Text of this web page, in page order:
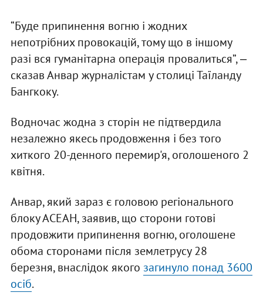
“Буде припинення вогню і жодних
непотрібних провокацій, тому що в іншому
разі вся гуманітарна операція провалиться”, ‒
сказав Анвар журналістам у столиці Таїланду
Бангкоку.
Водночас жодна з сторін не підтвердила
незалежно якесь продовження і без того
хиткого 20-денного перемир'я, оголошеного 2
квітня.
Анвар, який зараз є головою регіонального
блоку АСЕАН, заявив, що сторони готові
продовжити припинення вогню, оголошене
обома сторонами після землетрусу 28
березня, внаслідок якого загинуло понад 3600
осіб.